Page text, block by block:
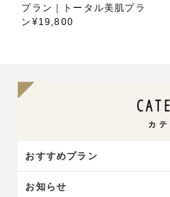
プラン｜トータル美肌プラ
ン¥19,800
カ
おすすめプラン
お知らせ